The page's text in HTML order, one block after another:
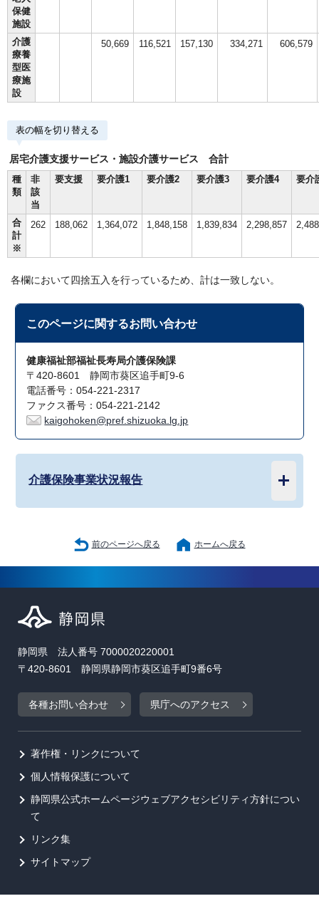
保健
施設
介護
療養
型医
療施
設
50,669 116,521 157,130 334,271 606,579
表の幅を切り替える
居宅介護支援サービス・施設介護サービス 合計
種
類
非
該
当
要支援 要介護1 要介護2 要介護3 要介護4 要介
合
計
※
262 188,062 1,364,072 1,848,158 1,839,834 2,298,857
各欄において四捨五入を行っているため、計は一致しない。
このページに関するお問い合わせ
健康福祉部福祉長寿局介護保険課
〒420-8601 静岡市葵区追手町9-6
電話番号：054-221-2317
ファクス番号：054-221-2142
kaigohoken@pref.shizuoka.lg.jp
介護保険事業状況報告
前のページへ戻る ホームへ戻る
静岡県 法人番号 7000020220001
〒420-8601 静岡県静岡市葵区追手町9番6号
各種お問い合わせ 県庁へのアクセス
著作権・リンクについて
個人情報保護について
静岡県公式ホームページウェブアクセシビリティ方針につい
て
リンク集
サイトマップ